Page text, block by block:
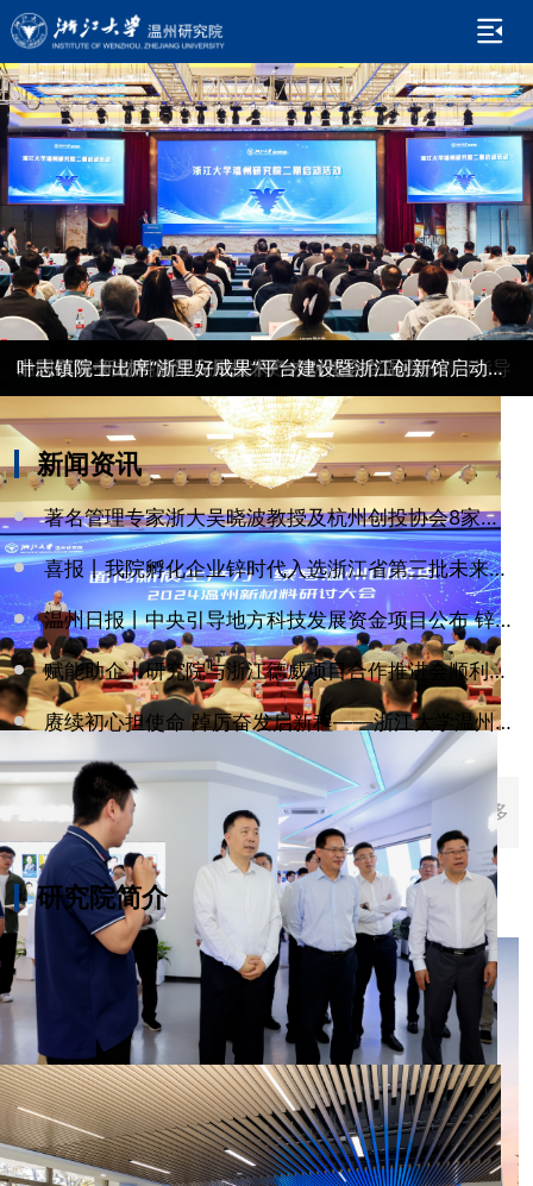
大咖聚力启新篇 浙江大学温州研究院二期启航
我院成功举办2024温州新材料研讨大会
温州市委书记张振丰、市长张文杰莅临浙大温研院调研指导
中国瓯海·新材料前沿应用技术产才对接会在温召开 叶志镇院士出席“浙里好成果”平台建设暨浙江创新馆启动仪式并发布来自温州的浙里好成果
新闻资讯 更多
著名管理专家浙大吴晓波教授及杭州创投协会8家投资机构来访考察
喜报丨我院孵化企业锌时代入选浙江省第三批未来产业“四库”培育名单
温州日报丨中央引导地方科技发展资金项目公布 锌芯钛晶获500万元奖补
赋能助企丨研究院与浙江德威项目合作推进会顺利召开
赓续初心担使命 踔厉奋发启新程——浙江大学温州研究院党总支委员会换届选举大会圆满召开
通知
公告
浙江大学温州研究院关于风力发电机雷电流仿真分流测试采购结果的公告
浙江大学温州研究院关于风力发电机雷电流仿真分流测试的公开采购公告
浙江大学温州研究院关于数字多道处理及高精度硅漂移探测器采购结果的公告
浙江大学温州研究院关于孤独症评估智能体采购结果的公告
浙江大学温州研究院关于数字多道处理及高精度硅漂移探测器的公开采购公告
更多
研究院简介 更多